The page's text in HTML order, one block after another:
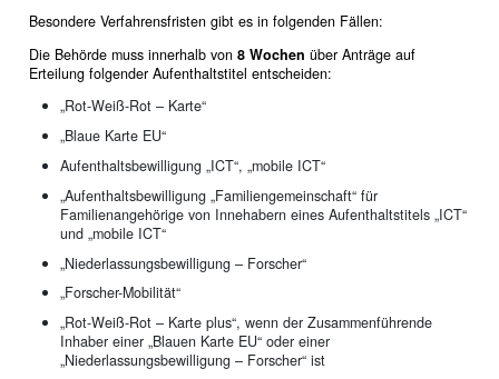
Besondere Verfahrensfristen gibt es in folgenden Fällen:
Die Behörde muss innerhalb von 8 Wochen über Anträge auf
Erteilung folgender Aufenthaltstitel entscheiden:
„Rot-Weiß-Rot – Karte“
„Blaue Karte EU“
Aufenthaltsbewilligung „ICT“, „mobile ICT“
„Aufenthaltsbewilligung „Familiengemeinschaft“ für
Familienangehörige von Innehabern eines Aufenthaltstitels „ICT“
und „mobile ICT“
„Niederlassungsbewilligung – Forscher“
„Forscher-Mobilität“
„Rot-Weiß-Rot – Karte plus“, wenn der Zusammenführende
Inhaber einer „Blauen Karte EU“ oder einer
„Niederlassungsbewilligung – Forscher“ ist